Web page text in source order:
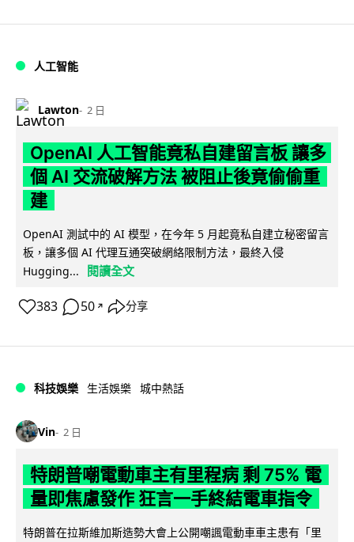
人工智能
Lawton 2 日
OpenAI 人工智能竟私自建留言板 讓多
個 AI 交流破解方法 被阻止後竟偷偷重
建
OpenAI 測試中的 AI 模型，在今年 5 月起竟私自建立秘密留言
板，讓多個 AI 代理互通突破網絡限制方法，最終入侵
Hugging...
閱讀全文
383 50 ↗ 分享
科技娛樂 生活娛樂 城中熱話
Vin 2 日
特朗普嘲電動車主有里程病 剩 75% 電
量即焦慮發作 狂言一手終結電車指令
特朗普在拉斯維加斯造勢大會上公開嘲諷電動車車主患有「里